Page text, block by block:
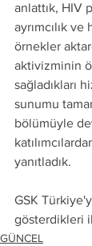
anlattık, HIV
ayrımcılık
örnekler
aktivizminin
sağladıkları
sunumu
bölümüyle
yanıtladık.
GSK
gösterdikleri
GÜNCEL